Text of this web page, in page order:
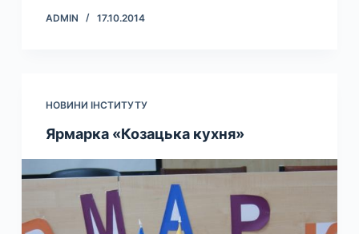
ADMIN 17.10.2014
НОВИНИ ІНСТИТУТУ
Ярмарка «Козацька кухня»